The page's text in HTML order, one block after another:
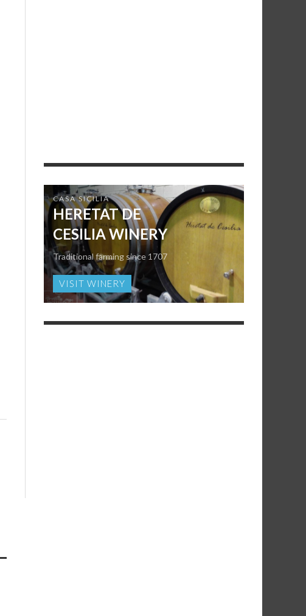
CASA SICILIA
HERETAT DE
CESILIA WINERY
Traditional farming since 1707
VISIT WINERY